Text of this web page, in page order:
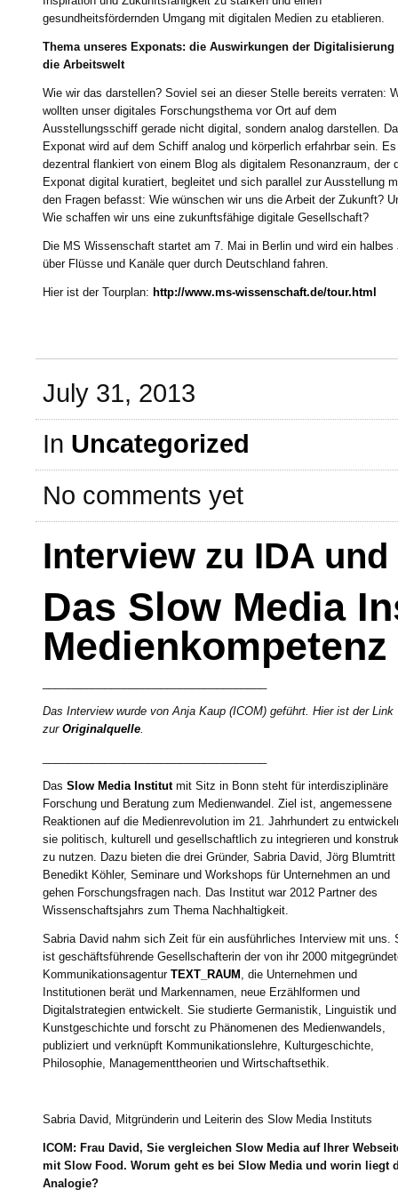
gesundheitsfördernden Umgang mit digitalen Medien zu etablieren.
Thema unseres Exponats: die Auswirkungen der Digitalisierung
die Arbeitswelt
Wie wir das darstellen? Soviel sei an dieser Stelle bereits verraten:
wollten unser digitales Forschungsthema vor Ort auf dem
Ausstellungsschiff gerade nicht digital, sondern analog darstellen.
Exponat wird auf dem Schiff analog und körperlich erfahrbar sein.
dezentral flankiert von einem Blog als digitalem Resonanzraum, der
Exponat digital kuratiert, begleitet und sich parallel zur Ausstellung
den Fragen befasst: Wie wünschen wir uns die Arbeit der Zukunft?
Wie schaffen wir uns eine zukunftsfähige digitale Gesellschaft?
Die MS Wissenschaft startet am 7. Mai in Berlin und wird ein halbes
über Flüsse und Kanäle quer durch Deutschland fahren.
Hier ist der Tourplan: http://www.ms-wissenschaft.de/tour.html
July 31, 2013
In Uncategorized
No comments yet
Interview zu IDA
Das Slow Media
Das Interview wurde von Anja Kaup (ICOM) geführt. Hier ist der Link
zur Originalquelle
Das Slow Media Institutmit Sitz in Bonn steht für interdisziplinäre
Forschung und Beratung zum Medienwandel. Ziel ist, angemessene
Reaktionen auf die Medienrevolution im 21. Jahrhundert zu
sie politisch, kulturell und gesellschaftlich zu integrieren und
zu nutzen. Dazu bieten die drei Gründer, Sabria David, Jörg Blumtritt
Benedikt Köhler, Seminare und Workshops für Unternehmen an und
gehen Forschungsfragen nach. Das Institut war 2012 Partner des
Wissenschaftsjahrs zum Thema Nachhaltigkeit.
Sabria David nahm sich Zeit für ein ausführliches Interview mit uns.
ist geschäftsführende Gesellschafterin der von ihr 2000
Kommunikationsagentur TEXT_RAUM , die Unternehmen und
Institutionen berät und Markennamen, neue Erzählformen und
Digitalstrategien entwickelt. Sie studierte Germanistik, Linguistik und
Kunstgeschichte und forscht zu Phänomenen des Medienwandels,
publiziert und verknüpft Kommunikationslehre, Kulturgeschichte,
Philosophie, Managementtheorien und Wirtschaftsethik.
Sabria David, Mitgründerin und Leiterin des Slow Media Instituts
ICOM: Frau David, Sie vergleichen Slow Media auf Ihrer
mit Slow Food. Worum geht es bei Slow Media und worin liegt
Analogie?